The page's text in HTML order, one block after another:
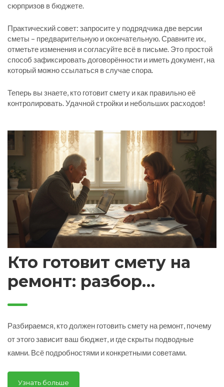
сюрпризов в бюджете.
Практический совет: запросите у подрядчика две версии
сметы – предварительную и окончательную. Сравните их,
отметьте изменения и согласуйте всё в письме. Это простой
способ зафиксировать договорённости и иметь документ, на
который можно ссылаться в случае спора.
Теперь вы знаете, кто готовит смету и как правильно её
контролировать. Удачной стройки и небольших расходов!
Кто готовит смету на
ремонт: разбор
процесса и
ответственности
Разбираемся, кто должен готовить смету на ремонт, почему
от этого зависит ваш бюджет, и где скрыты подводные
камни. Всё подробностями и конкретными советами.
Узнать больше